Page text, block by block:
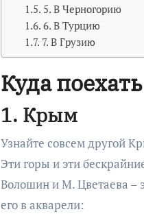
5. В Черногорию
6. В Турцию
7. В Грузию
Куда поехать
1. Крым
Узнайте совсем другой
Эти горы и эти
Волошин и М. Цветаева –
его в акварели: